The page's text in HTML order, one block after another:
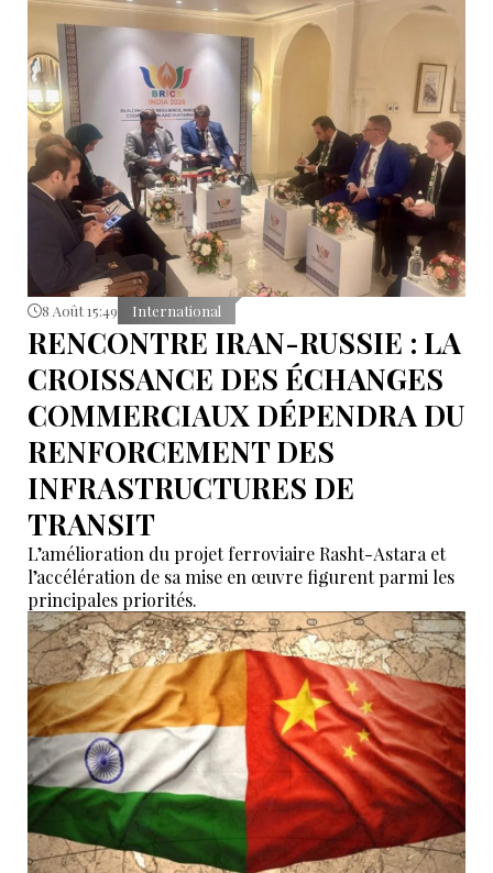
8 Août 15:49 International
RENCONTRE IRAN-RUSSIE : LA
CROISSANCE DES ÉCHANGES
COMMERCIAUX DÉPENDRA DU
RENFORCEMENT DES
INFRASTRUCTURES DE
TRANSIT
L’amélioration du projet ferroviaire Rasht-Astara et
l’accélération de sa mise en œuvre figurent parmi les
principales priorités.